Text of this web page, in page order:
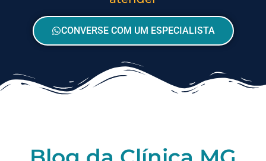
CONVERSE COM UM ESPECIALISTA